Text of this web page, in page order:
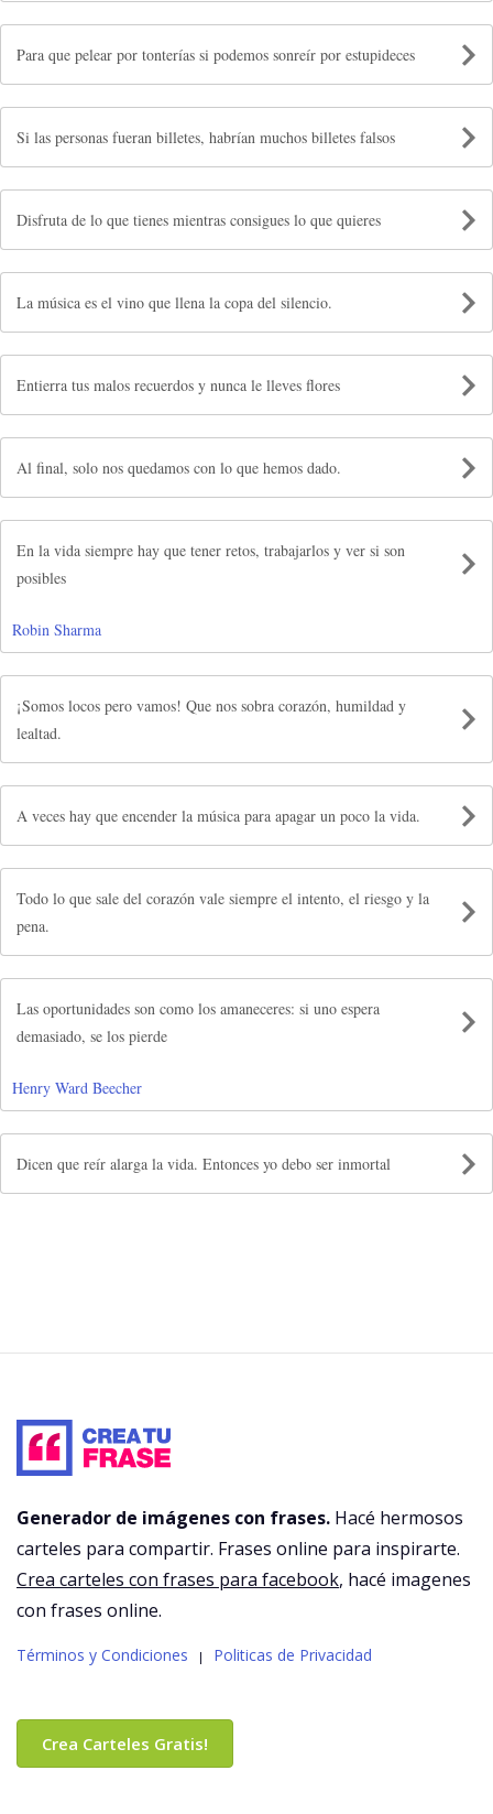
Para que pelear por tonterías si podemos sonreír por estupideces
Si las personas fueran billetes, habrían muchos billetes falsos
Disfruta de lo que tienes mientras consigues lo que quieres
La música es el vino que llena la copa del silencio.
Entierra tus malos recuerdos y nunca le lleves flores
Al final, solo nos quedamos con lo que hemos dado.
En la vida siempre hay que tener retos, trabajarlos y ver si son
posibles
Robin Sharma
¡Somos locos pero vamos! Que nos sobra corazón, humildad y
lealtad.
A veces hay que encender la música para apagar un poco la vida.
Todo lo que sale del corazón vale siempre el intento, el riesgo y la
pena.
Las oportunidades son como los amaneceres: si uno espera
demasiado, se los pierde
Henry Ward Beecher
Dicen que reír alarga la vida. Entonces yo debo ser inmortal
Generador de imágenes con frases. Hacé hermosos
carteles para compartir. Frases online para inspirarte.
Crea carteles con frases para facebook, hacé imagenes
con frases online.
Términos y Condiciones | Politicas de Privacidad
Crea Carteles Gratis!